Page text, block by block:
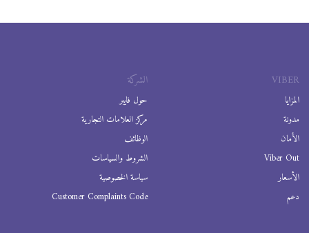
VIBER
المزايا
مدونة
الأمان
Viber Out
الأسعار
دعم
الشركة
حول فايبر
مركز العلامات التجارية
الوظائف
الشروط والسياسات
سياسة الخصوصية
Customer Complaints Code